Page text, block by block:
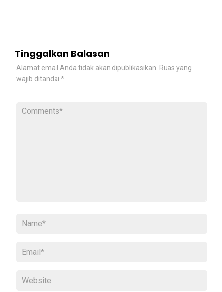
Tinggalkan Balasan
Alamat email Anda tidak akan dipublikasikan. Ruas yang
wajib ditandai *